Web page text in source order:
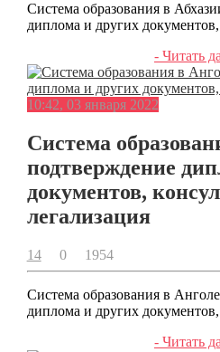
Система образования в
диплома и других документов,
- Читать
10:42, 03 января 2022
Система
подтверждение
документов,
легализация
14 0 1954
Система образования в
диплома и других документов,
- Читать